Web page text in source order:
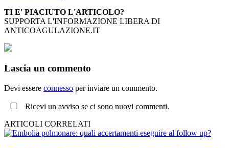
TI E' PIACIUTO L'ARTICOLO?
SUPPORTA L'INFORMAZIONE LIBERA DI
ANTICOAGULAZIONE.IT
Lascia un commento
Devi essere connesso per inviare un commento.
Ricevi un avviso se ci sono nuovi commenti.
ARTICOLI CORRELATI